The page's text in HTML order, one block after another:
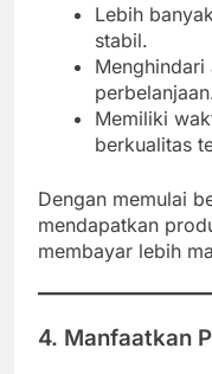
Lebih
stabil.
Memiliki
berkualitas
Dengan memulai
mendapatkan
membayar lebih
4. Manfaatkan